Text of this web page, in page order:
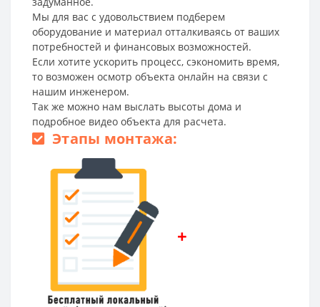
Мы для вас с удовольствием подберем
оборудование и материал отталкиваясь от ваших
потребностей и финансовых возможностей.
Если хотите ускорить процесс, сэкономить время,
то возможен осмотр объекта онлайн на связи с
нашим инженером.
Так же можно нам выслать высоты дома и
подробное видео объекта для расчета.
Этапы монтажа:
+